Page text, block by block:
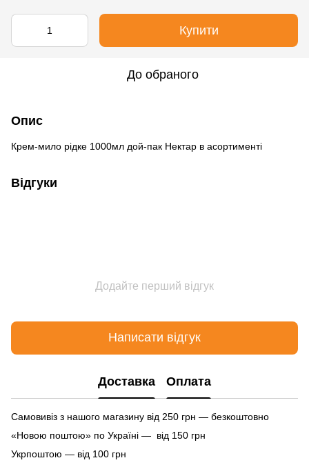
Купити
До обраного
Опис
Крем-мило рідке 1000мл дой-пак Нектар в асортименті
Відгуки
Додайте перший відгук
Написати відгук
Доставка Оплата
Самовивіз з нашого магазину від 250 грн — безкоштовно
«Новою поштою» по Україні — від 150 грн
Укрпоштою — від 100 грн